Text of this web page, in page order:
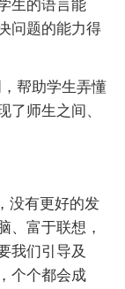
生的语言能
问题的能力得
帮助学生弄懂
了师生之间、
没有更好的发
、富于联想，
我们引导及
个个都会成